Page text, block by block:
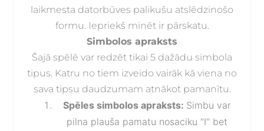
laikmesta datorbūves palikušu atslēdzinošo
formu. Iepriekš minēt ir pārskatu.
Simbolos apraksts
Šajā spēlē var redzēt tikai 5 dažādu simbola
tipus. Katru no tiem izveido vairāk kā viena no
sava tipsu daudzumam atnākot pamanītu.
Spēles simbolos apraksts: Simbu var
pilna plauša pamatu nosaciku "I" bet